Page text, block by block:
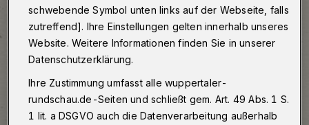
schwebende Symbol unten links auf der Webseite, falls
zutreffend]. Ihre Einstellungen gelten innerhalb unseres
Website. Weitere Informationen finden Sie in unserer
Datenschutzerklärung.
Ihre Zustimmung umfasst alle wuppertaler-
rundschau.de-Seiten und schließt gem. Art. 49 Abs. 1 S.
1 lit. a DSGVO auch die Datenverarbeitung außerhalb